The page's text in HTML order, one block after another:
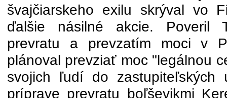
švajčiarskeho exilu skrýval vo
ďalšie násilné akcie. Poveril
prevratu a prevzatím moci v
plánoval prevziať moc "legálnou
svojich ľudí do zastupiteľských
príprave prevratu boľševikmi